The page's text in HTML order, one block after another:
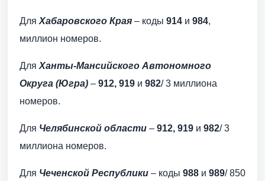
Для Хабаровского Края – коды 914 и 984,
миллион номеров.
Для Ханты-Мансийского Автономного
Округа (Югра) – 912, 919 и 982/ 3 миллиона
номеров.
Для Челябинской области – 912, 919 и 982/ 3
миллиона номеров.
Для Чеченской Республики – коды 988 и 989/ 850